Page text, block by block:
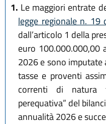
1. Le maggiori entrate
legge regionale n. 19
dall’articolo 1 della
euro 100.000.000,00
2026 e sono imputate
tasse e proventi
correnti di natura
perequativa” del
annualità 2026 e